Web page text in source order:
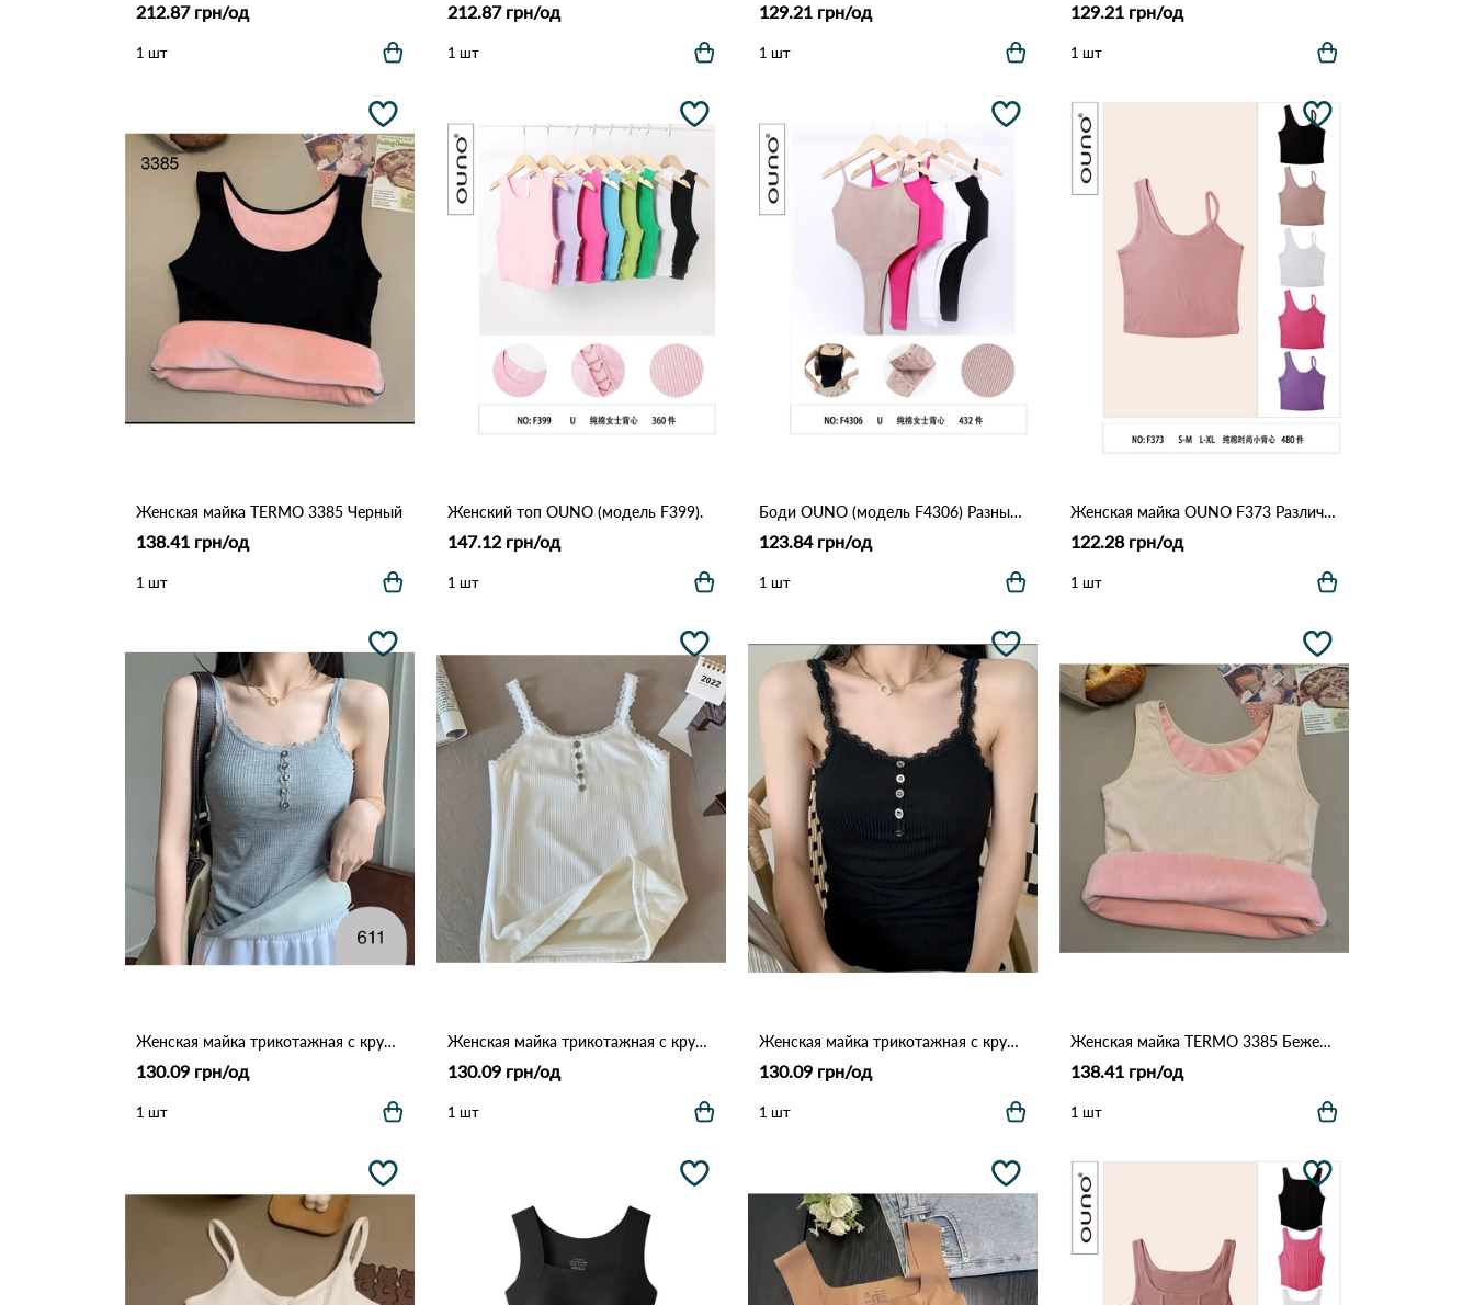
212.87 грн/од
1 шт
212.87 грн/од
1 шт
129.21 грн/од
1 шт
129.21 грн/од
1 шт
Женская майка TERMO 3385 Черный
138.41 грн/од
1 шт
Женский топ OUNO (модель F399).
147.12 грн/од
1 шт
Боди OUNO (модель F4306) Разные цвета
123.84 грн/од
1 шт
Женская майка OUNO F373 Различные цвета
122.28 грн/од
1 шт
Женская майка трикотажная с кружевом и пуговицами 611 Серый
130.09 грн/од
1 шт
Женская майка трикотажная с кружевом и пуговицами 611 Белый
130.09 грн/од
1 шт
Женская майка трикотажная с кружевом и пуговицами 611 Черный
130.09 грн/од
1 шт
Женская майка TERMO 3385 Бежевый
138.41 грн/од
1 шт